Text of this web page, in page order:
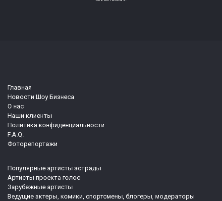
Главная
Новости Шоу Бизнеса
О нас
Наши клиенты
Политика конфиденциальности
F.A.Q.
Фоторепортажи
Популярные артисты эстрады
Артисты проекта голос
Зарубежные артисты
Ведущие актеры, комики, спортсмены, блогеры, модераторы